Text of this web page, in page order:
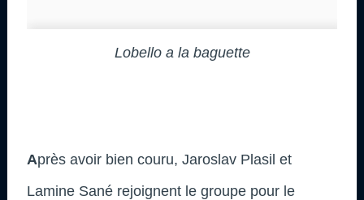
Lobello a la baguette
Après avoir bien couru, Jaroslav Plasil et
Lamine Sané rejoignent le groupe pour le